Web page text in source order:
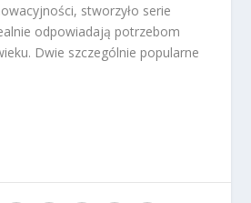
stworzyło serie
odpowiadają potrzebom
Dwie szczególnie popularne